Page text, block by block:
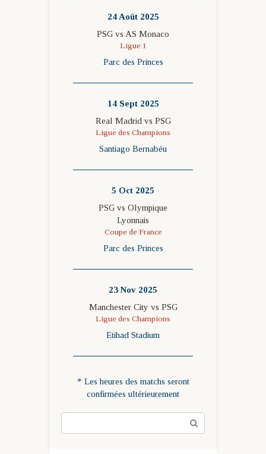
24 Août 2025
PSG vs AS Monaco
Ligue 1
Parc des Princes
14 Sept 2025
Real Madrid vs PSG
Ligue des Champions
Santiago Bernabéu
5 Oct 2025
PSG vs Olympique
Lyonnais
Coupe de France
Parc des Princes
23 Nov 2025
Manchester City vs PSG
Ligue des Champions
Etihad Stadium
* Les heures des matchs seront
confirmées ultérieurement